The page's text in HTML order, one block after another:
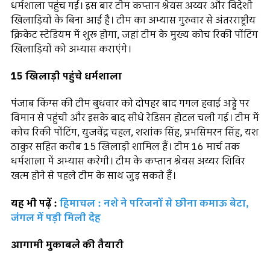
धर्मशाला पहुंच गई। इस बार टीम कप्तान श्रेयस अय्यर और विदेशी
खिलाड़ियों के बिना आई है। टीम का अभ्यास गुरुवार से अंतरराष्ट्रीय
क्रिकेट स्टेडियम में शुरू होगा, जहां टीम के मुख्य कोच रिकी पोंटिंग
खिलाड़ियों को अभ्यास कराएंगे।
15 खिलाड़ी पहुंचे धर्मशाला
पंजाब किंग्स की टीम बुधवार को दोपहर बाद गगल हवाई अड्डे पर
विमान से पहुंची और इसके बाद सीधे रेडिसन होटल चली गई। टीम में
कोच रिकी पोंटिंग, युजवेंद्र चहल, शशांक सिंह, प्रभसिमरन सिंह, यश
ठाकुर सहित करीब 15 खिलाड़ी शामिल हैं। टीम 16 मार्च तक
धर्मशाला में अभ्यास करेगी। टीम के कप्तान श्रेयस अय्यर शिविर
खत्म होने से पहले टीम के साथ जुड़ सकते हैं।
यह भी पढ़ें : हिमाचल : नशे ने परिजनों से छीना कमाऊ बेटा,
जंगल में पड़ी मिली देह
आगामी मुकाबले की तैयारी